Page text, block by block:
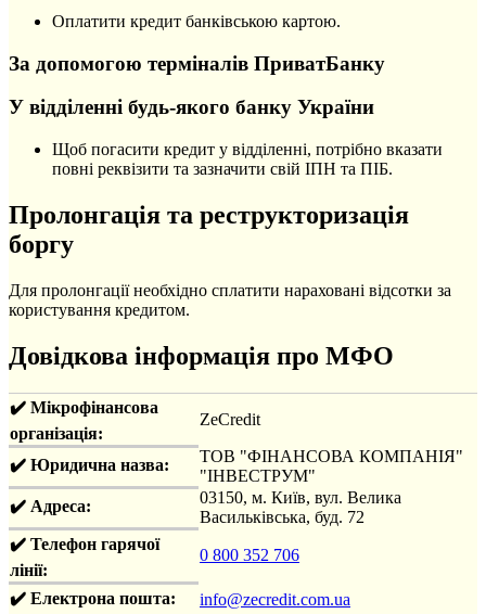
Оплатити кредит банківською картою.
За допомогою терміналів ПриватБанку
У відділенні будь-якого банку України
Щоб погасити кредит у відділенні, потрібно вказати
повні реквізити та зазначити свій ІПН та ПІБ.
Пролонгація та реструкторизація
боргу
Для пролонгації необхідно сплатити нараховані відсотки за
користування кредитом.
Довідкова інформація про МФО
✔️ Мікрофінансова
організація:
ZeCredit
✔️ Юридична назва:
ТОВ "ФІНАНСОВА КОМПАНІЯ"
"ІНВЕСТРУМ"
✔️ Адреса:
03150, м. Київ, вул. Велика
Васильківська, буд. 72
✔️ Телефон гарячої
лінії:
0 800 352 706
✔️ Електрона пошта:
info@zecredit.com.ua